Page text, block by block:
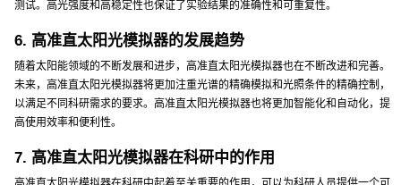
测试。高光强度和高稳定性也保证了实验结果的准确性和可重复性。
6. 高准直太阳光模拟器的发展趋势
随着太阳能领域的不断发展和进步，高准直太阳光模拟器也在不断改进和完善。
未来，高准直太阳光模拟器将更加注重光谱的精确模拟和光照条件的精确控制，
以满足不同科研需求的要求。高准直太阳光模拟器也将更加智能化和自动化，提
高使用效率和便利性。
7. 高准直太阳光模拟器在科研中的作用